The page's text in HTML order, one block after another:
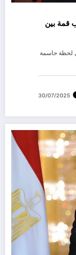
قمة بين
لحظة حاسمة
30/07/2025